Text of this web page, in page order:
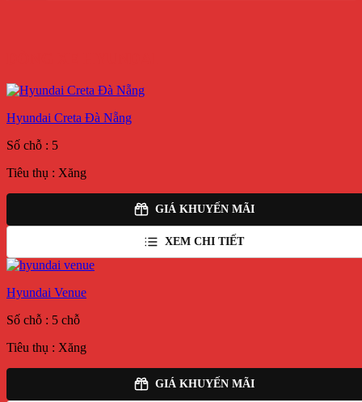
Hyundai Creta Đà Nẵng
Số chỗ : 5
Tiêu thụ : Xăng
GIÁ KHUYẾN MÃI
XEM CHI TIẾT
Hyundai Venue
Số chỗ : 5 chỗ
Tiêu thụ : Xăng
GIÁ KHUYẾN MÃI